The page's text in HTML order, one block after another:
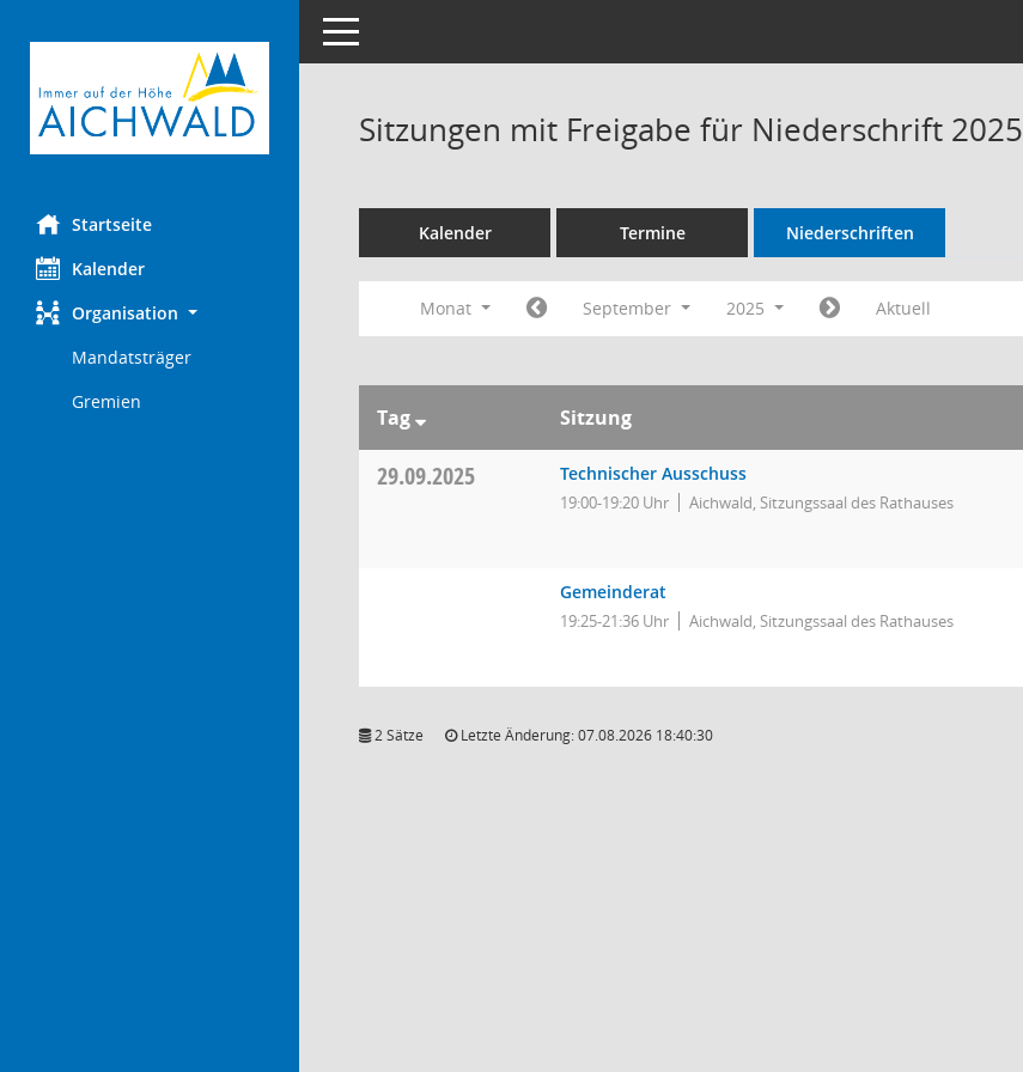
Startseite
Kalender
Organisation
Mandatsträger
Gremien
Toggle navigation
Sitzungen mit Freigabe für Niederschrift 2025
Kalender Termine Niederschriften
Monat September 2025 Aktuell
Tag Sitzung
29.09.2025 Technischer Ausschuss
19:00-19:20 Uhr Aichwald, Sitzungssaal des Rathauses
Gemeinderat
19:25-21:36 Uhr Aichwald, Sitzungssaal des Rathauses
2 Sätze Letzte Änderung: 07.08.2026 18:40:30